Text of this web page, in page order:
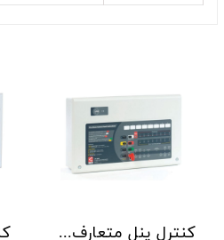
کنترل پنل متعارف C-TEC سری CFP 8 Zone